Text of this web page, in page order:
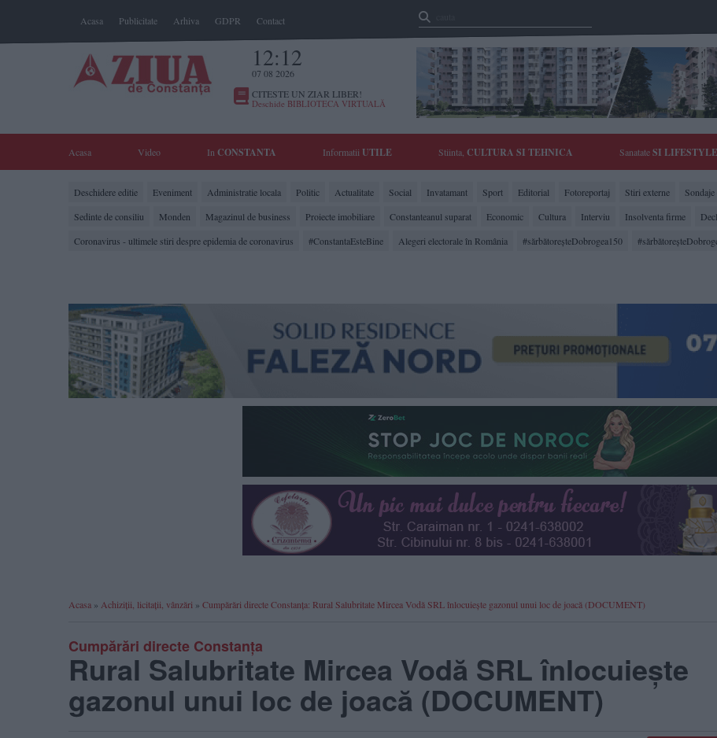
Acasa Publicitate Arhiva GDPR Contact
12:12
07 08 2026
CITESTE UN ZIAR LIBER!
Deschide BIBLIOTECA VIRTUALĂ
Acasa Video In CONSTANTA Informatii UTILE Stiinta, CULTURA SI TEHNICA SanatateSI LIFESTYLE
Deschidere editie Eveniment Administratie locala Politic Actualitate Social Invatamant Sport Editorial Fotoreportaj Stiri externe
Sedinte de consiliu
Monden Magazinul de business Proiecte imobiliare Constanteanul suparat Economic Cultura Interviu Insolventa firme
Coronavirus - ultimele stiri despre epidemia de coronavirus
#ConstantaEsteBine Alegeri electorale în România #sărbătoreşteDobrogea150
Acasa » Achiziții, licitații, vânzări » Cumpărări directe Constanța: Rural Salubritate Mircea Vodă SRL înlocuiește gazonul unui loc de joacă (DOCUMENT)
Cumpărări directe Constanța
Rural Salubritate Mircea Vodă SRL înlocuiește
gazonul unui loc de joacă (DOCUMENT)